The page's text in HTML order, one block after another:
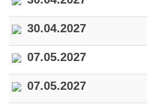
30.04.2027
07.05.2027
07.05.2027